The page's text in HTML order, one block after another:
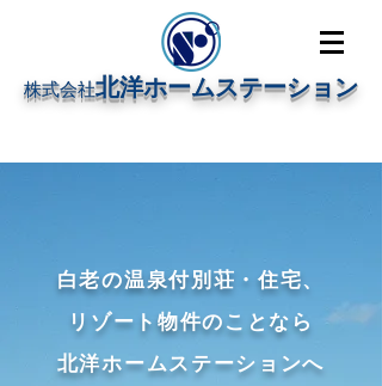
株式会社北洋ホームステーション
白老の温泉付別荘・住宅、
リゾート物件のことなら
北洋ホームステーションへ